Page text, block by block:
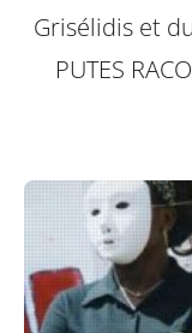
Grisélidis et
PUTES